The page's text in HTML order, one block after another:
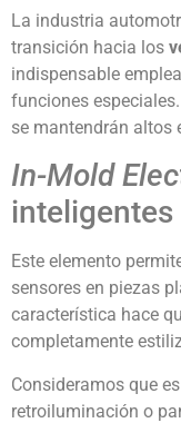
La industria
transición hacia los
indispensable
funciones
se mantendrán altos
In-Mold
Este elemento
sensores en piezas
característica hace
completamente
Consideramos que
retroiluminación o